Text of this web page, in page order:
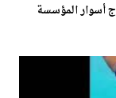
أسوار المؤسسة